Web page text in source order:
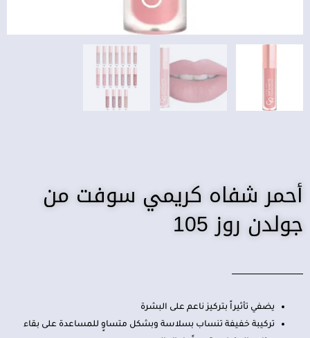
أحمر شفاه كريمي سوفت من
جولدن روز 105
يضفي تأثيراً بتركيز ناعم على البشرة
تركيبة خفيفة تنساب بسلاسة وبشكل متساوٍ للمساعدة على بقاء